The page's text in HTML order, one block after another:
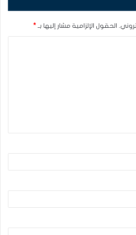
الحقول الإلزامية مشار إليها بـ *